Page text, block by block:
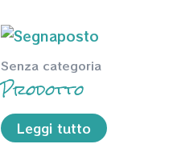
Senza categoria
Prodotto
Leggi tutto